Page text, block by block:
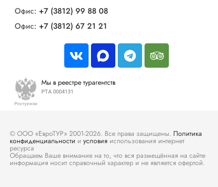
Офис: +7 (3812) 99 88 08
Офис: +7 (3812) 67 21 21
Мы в реестре турагентств
РТА 0004131
© ООО «ЕвроТУР» 2001-2026. Все права защищены. Политика
конфиденциальности и условия использования интернет
ресурса
Обращаем Ваше внимание на то, что вся размещённая на сайте
информация носит справочный характер и не является офертой.